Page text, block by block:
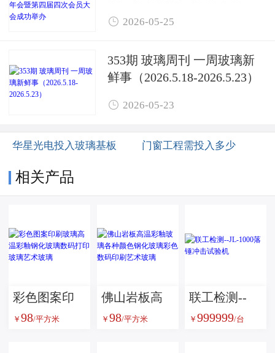
办
 2026-05-25
353期 玻璃周刊 一周玻璃新
鲜事（2026.5.18-2026.5.23）
 2026-05-23
华星光电投入玻璃基板 门窗工程需投入多少
相关产品
彩色图案印
刷玻璃高温
￥ 98/平方米
佛山岩板高
温彩釉玻璃
￥ 98/平方米
联工检测--
JL-1000落锤
￥ 999999/台